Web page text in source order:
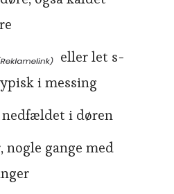
eller let s-
i messing
nedfældet i døren
nogle gange med